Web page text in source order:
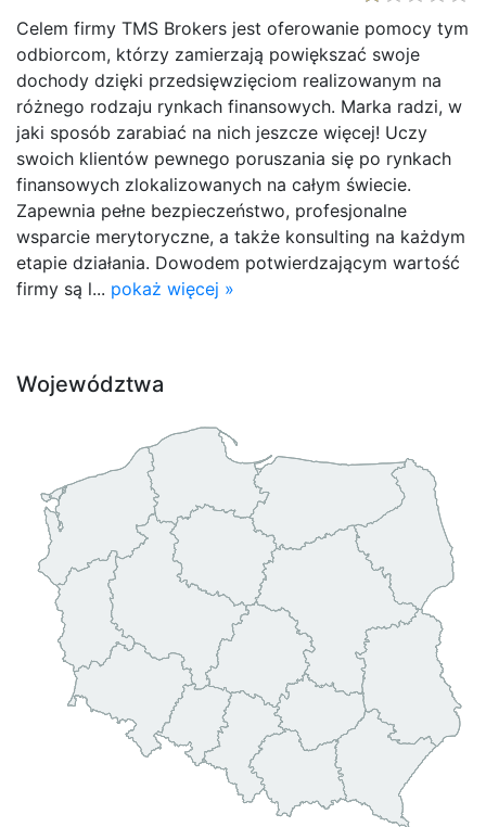
Celem firmy TMS Brokers jest oferowanie pomocy tym
odbiorcom, którzy zamierzają powiększać swoje
dochody dzięki przedsięwzięciom realizowanym na
różnego rodzaju rynkach finansowych. Marka radzi, w
jaki sposób zarabiać na nich jeszcze więcej! Uczy
swoich klientów pewnego poruszania się po rynkach
finansowych zlokalizowanych na całym świecie.
Zapewnia pełne bezpieczeństwo, profesjonalne
wsparcie merytoryczne, a także konsulting na każdym
etapie działania. Dowodem potwierdzającym wartość
firmy są l... pokaż więcej »
Województwa